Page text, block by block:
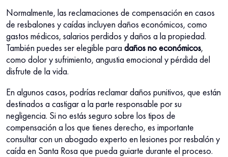
Normalmente, las reclamaciones de compensación en casos
de resbalones y caídas incluyen daños económicos, como
gastos médicos, salarios perdidos y daños a la propiedad.
También puedes ser elegible para daños no económicos,
como dolor y sufrimiento, angustia emocional y pérdida del
disfrute de la vida.
En algunos casos, podrías reclamar daños punitivos, que están
destinados a castigar a la parte responsable por su
negligencia. Si no estás seguro sobre los tipos de
compensación a los que tienes derecho, es importante
consultar con un abogado experto en lesiones por resbalón y
caída en Santa Rosa que pueda guiarte durante el proceso.